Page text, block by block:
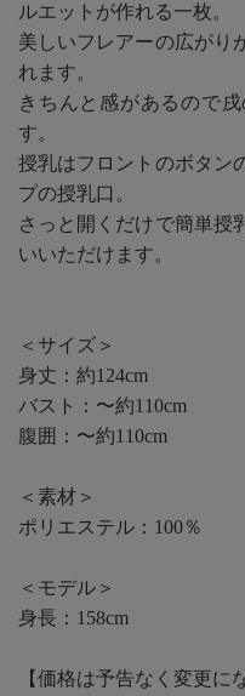
ルエットが作れる一枚。
美しいフレアーの広がり
れます。
きちんと感があるので
す。
授乳はフロントのボタン
プの授乳口。
さっと開くだけで簡単授
いいただけます。
＜サイズ＞
身丈：約124cm
バスト：〜約110cm
腹囲：〜約110cm
＜素材＞
ポリエステル：100％
＜モデル＞
身長：158cm
【価格は予告なく変更に